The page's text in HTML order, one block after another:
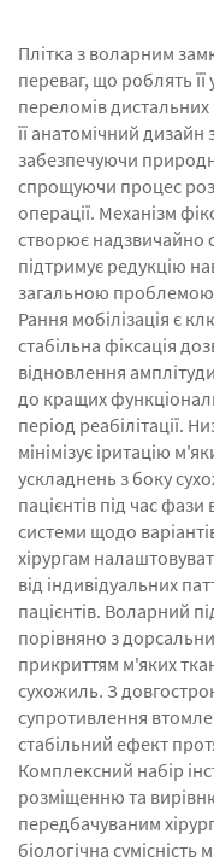
Плітка з воларним
переваг, що роблять
переломів
її анатомічний дизайн
забезпечуючи
спрощуючи процес
операції. Механізм
створює надзвичайно
підтримує редукцію
загальною проблемою
Рання мобілізація є
стабільна фіксація
відновлення
до кращих
період реабілітації.
мінімізує іритацію
ускладнень з боку
пацієнтів під час
системи щодо
хірургам
від індивідуальних
пацієнтів. Воларний
порівняно з
прикриттям м'яких
сухожиль. З
супротивлення
стабільний ефект
Комплексний набір
розміщенню та
передбачуваним
біологічна сумісність